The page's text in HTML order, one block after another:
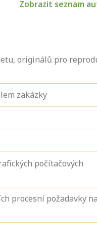
Zobrazit seznam
originálů pro
zakázky
počítačových
procesní požadavky na